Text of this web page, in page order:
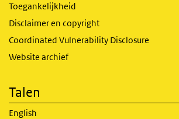
Toegankelijkheid
Disclaimer en copyright
Coordinated Vulnerability Disclosure
Website archief
Talen
English